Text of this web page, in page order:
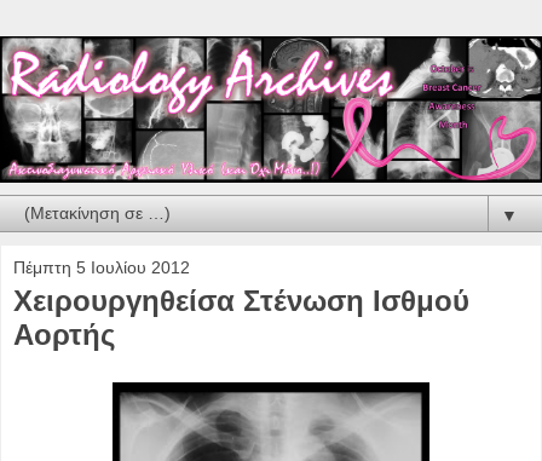
▼
Πέμπτη 5 Ιουλίου 2012
Xειρουργηθείσα Στένωση Ισθμού
Αορτής